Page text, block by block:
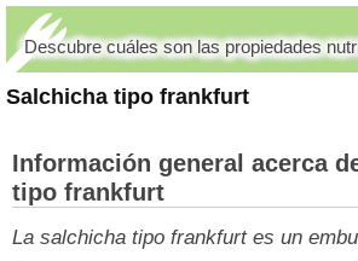
Salchicha tipo frankfurt
Descubre cuáles son las propiedades
Información general acerca
tipo frankfurt
La salchicha tipo frankfurt es un